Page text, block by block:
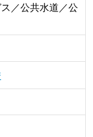
／公共水道／公